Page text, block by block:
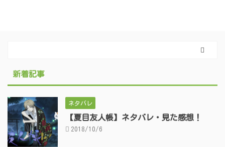
新着記事
ネタバレ
【夏目友人帳】ネタバレ・見た感想！
2018/10/6